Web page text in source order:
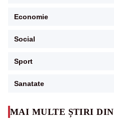
MAI MULTE ȘTIRI DIN
Economie
Social
Sport
Sanatate